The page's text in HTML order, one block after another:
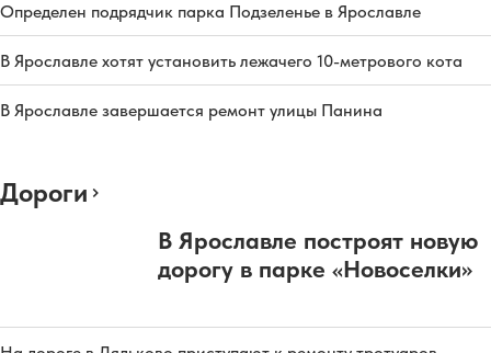
Определен подрядчик парка Подзеленье в Ярославле
В Ярославле хотят установить лежачего 10-метрового кота
В Ярославле завершается ремонт улицы Панина
Дороги
В Ярославле построят новую
дорогу в парке «Новоселки»